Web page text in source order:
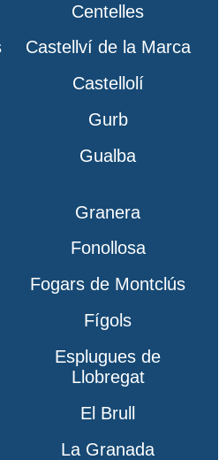
Centelles
Castellví de la Marca
Castellolí
Gurb
Gualba
Granera
Fonollosa
Fogars de Montclús
Fígols
Esplugues de
Llobregat
El Brull
La Granada